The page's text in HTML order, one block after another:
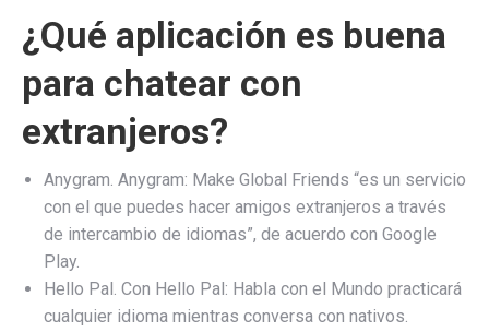
¿Qué aplicación es buena
para chatear con
extranjeros?
Anygram. Anygram: Make Global Friends “es un servicio
con el que puedes hacer amigos extranjeros a través
de intercambio de idiomas”, de acuerdo con Google
Play.
Hello Pal. Con Hello Pal: Habla con el Mundo practicará
cualquier idioma mientras conversa con nativos.